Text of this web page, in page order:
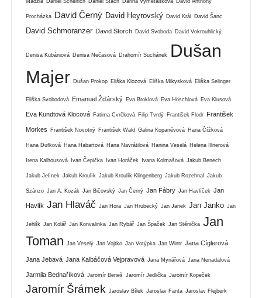
Procházka David Černý David Heyrovský David Král David Šanc
David Schmoranzer David Storch David Svoboda David Vokrouhlický
Denisa Kubániová Denisa Nečasová Drahomír Suchánek
Dušan
Majer Dušan Prokop Eliška Klozová Eliška Mikysková Eliška Selinger
Eliška Svobodová Emanuel Žďárský Eva Broklová Eva Höschlová Eva Klusová
Eva Kundtová Klocová Fatima Cvrčková Filip Tvrdý František Flodr František
Morkes František Novotný František Wald Galina Kopaněvová Hana Čížková
Hana Dufková Hana Habartová Hana Navrátilová Hanina Veselá Helena Illnerová
Irena Kalhousová Ivan Čepička Ivan Horáček Ivana Kolmašová Jakub Benech
Jakub Jelínek Jakub Kroulík Jakub Kroulík-Klingenberg Jakub Rozehnal Jakub
Szánzo Jan A. Kozák Jan Bičovský Jan Černý Jan Fábry Jan Havlíček Jan
Havlík Jan Hlaváč Jan Hora Jan Hrubecký Jan Janek Jan Janko Jan
Jehlík Jan Kolář Jan Konvalinka Jan Rybář Jan Špaček Jan Stěnička Jan
Toman
Jan Veselý Jan Vojtko Jan Votýpka Jan Wintr Jana Cíglerová
Jana Jebavá Jana Kalbáčová Vejpravová Jana Mynářová Jana Nenadalová
Jarmila Bednaříková Jaromír Beneš Jaromír Jedlička Jaromír Kopeček
Jaromír Šrámek Jaroslav Bílek Jaroslav Fanta Jaroslav Flejberk